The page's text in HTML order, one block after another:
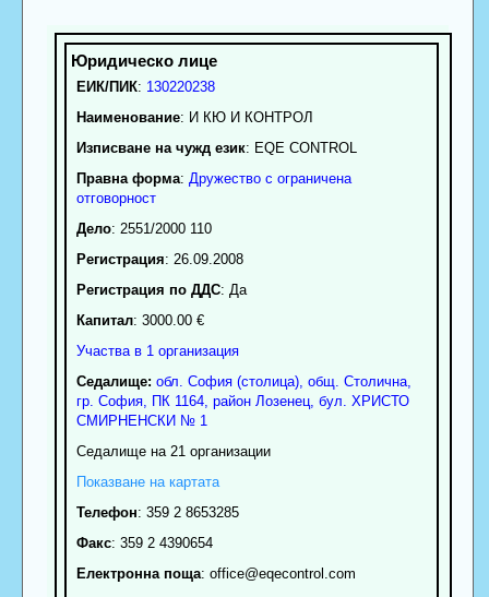
ЕИК/ПИК: 130220238
Наименование: И КЮ И КОНТРОЛ
Изписване на чужд език: EQE CONTROL
Правна форма: Дружество с ограничена
отговорност
Дело: 2551/2000 110
Регистрация: 26.09.2008
Регистрация по ДДС: Да
Капитал: 3000.00 €
Участва в 1 организация
Седалище: обл. София (столица), общ. Столична,
гр. София, ПК 1164, район Лозенец, бул. ХРИСТО
СМИРНЕНСКИ № 1
Седалище на 21 организации
Показване на картата
Телефон: 359 2 8653285
Факс: 359 2 4390654
Електронна поща: office@eqecontrol.com